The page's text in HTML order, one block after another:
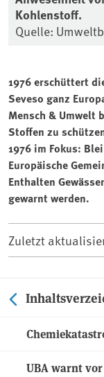
Kohlenstoff.
Quelle:
1976 erschüttert
Seveso ganz
Mensch & Umwelt
Stoffen zu
1976 im Fokus:
Europäische
Enthalten
gewarnt werden.
Zuletzt
UBA warnt